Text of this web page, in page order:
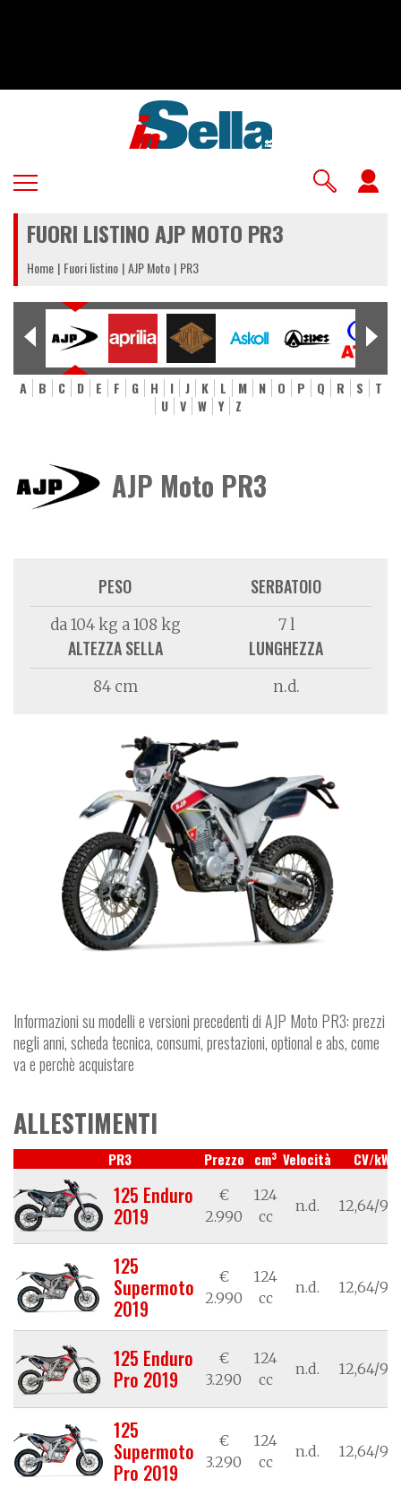
FUORI LISTINO AJP MOTO PR3
Home Fuori listino AJP Moto PR3
A B C D E F G H I J K L M N O P Q R S
T
U
V W Y Z
AJP Moto PR3
PESO
da 104 kg a 108 kg
SERBATOIO
7 l
ALTEZZA SELLA
84 cm
LUNGHEZZA
n.d.
Informazioni su modelli e versioni precedenti di AJP Moto PR3: prezzi
negli anni, scheda tecnica, consumi, prestazioni, optional e abs, come
va e perchè acquistare
ALLESTIMENTI
PR3 Prezzo cm3 Velocità CV/kW
125 Enduro
2019
€
2.990
124
cc
n.d. 12,64/
125
Supermoto
2019
€
2.990
124
cc
n.d. 12,64/
125 Enduro
Pro 2019
€
3.290
124
cc
n.d. 12,64/
125
Supermoto
Pro 2019
€
3.290
124
cc
n.d. 12,64/